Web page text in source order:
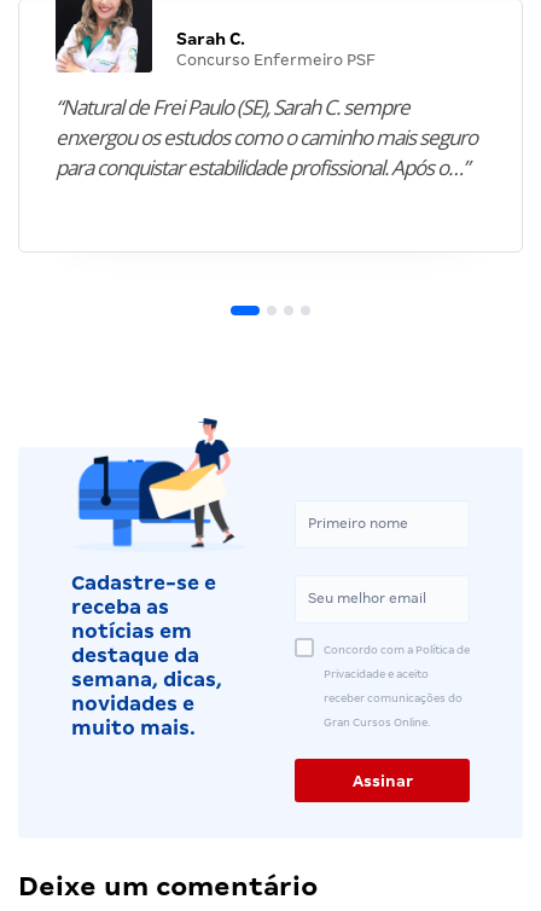
Sarah C.
Concurso Enfermeiro PSF
“Natural de Frei Paulo (SE), Sarah C. sempre
enxergou os estudos como o caminho mais seguro
para conquistar estabilidade profissional. Após o…”
Cadastre-se e
receba as
notícias em
destaque da
semana, dicas,
novidades e
muito mais.
Concordo com a Política de
Privacidade e aceito
receber comunicações do
Gran Cursos Online.
Deixe um comentário